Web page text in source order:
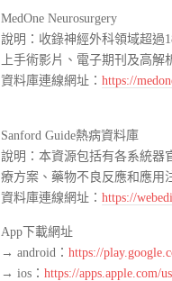
MedOne Neurosurgery
說明： 收錄神經外科領域超過
上手術影片、電子期刊及高解
資料庫連線網址： https://
Sanford Guide熱病資料庫
說明：本資源包括有各系統器
療方案、藥物不良反應和應用
資料庫連線網址： https://
App下載網址
→ android： https://
→ ios： https://apps.apple.com/